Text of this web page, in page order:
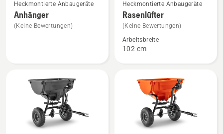
Details
zu
Anhänger
Heckmontierte Anbaugeräte
Anhänger
(Keine Bewertungen)
Details
zu
Rasenlüfter
anzeigen
Heckmontierte Anbaugeräte
Rasenlüfter
(Keine Bewertungen)
Arbeitsbreite
102 cm